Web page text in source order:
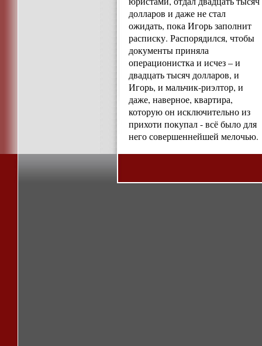
долларов и даже не стал
ожидать, пока Игорь заполнит
расписку. Распорядился, чтобы
документы приняла
операционистка и исчез – и
двадцать тысяч долларов, и
Игорь, и мальчик-риэлтор, и
даже, наверное, квартира,
которую он исключительно из
прихоти покупал - всё было для
него совершеннейшей мелочью.